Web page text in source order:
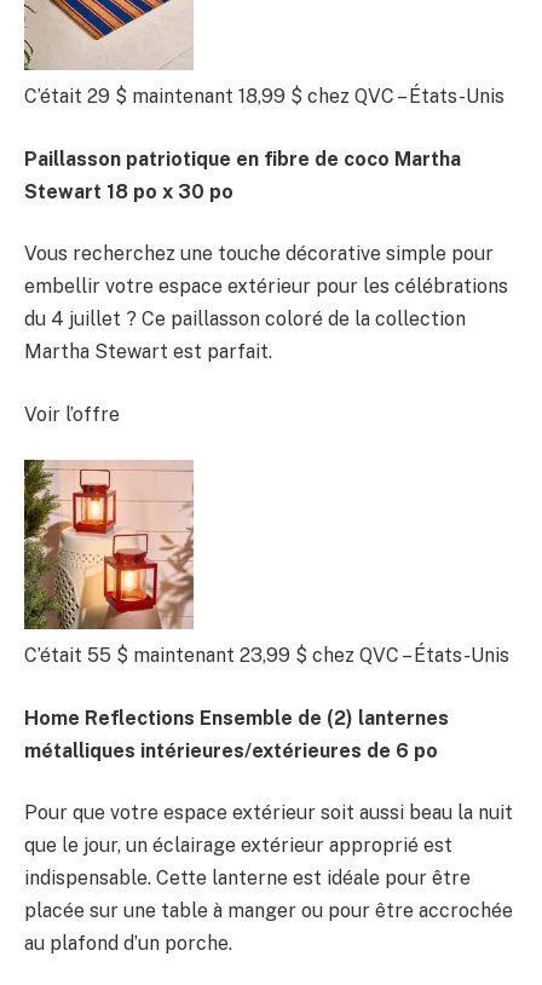
C’était 29 $ maintenant 18,99 $ chez QVC – États-Unis
Paillasson patriotique en fibre de coco Martha
Stewart 18 po x 30 po
Vous recherchez une touche décorative simple pour
embellir votre espace extérieur pour les célébrations
du 4 juillet ? Ce paillasson coloré de la collection
Martha Stewart est parfait.
Voir l’offre
C’était 55 $ maintenant 23,99 $ chez QVC – États-Unis
Home Reflections Ensemble de (2) lanternes
métalliques intérieures/extérieures de 6 po
Pour que votre espace extérieur soit aussi beau la nuit
que le jour, un éclairage extérieur approprié est
indispensable. Cette lanterne est idéale pour être
placée sur une table à manger ou pour être accrochée
au plafond d’un porche.